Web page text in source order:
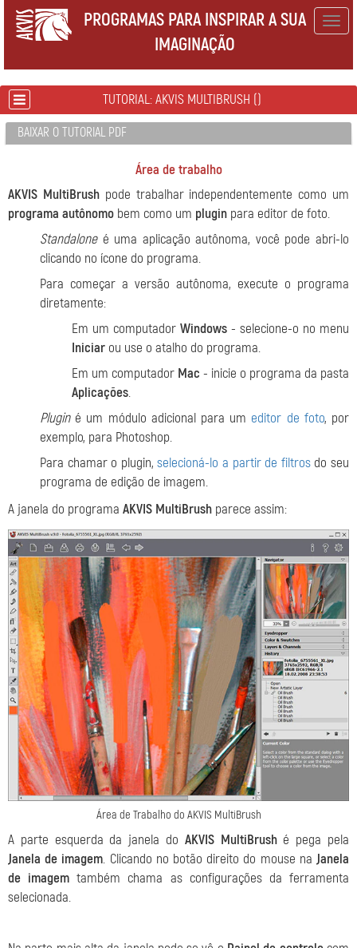
PROGRAMAS PARA INSPIRAR A SUA
IMAGINAÇÃO
TUTORIAL: AKVIS MULTIBRUSH ()
BAIXAR O TUTORIAL PDF
Área de trabalho
AKVIS MultiBrushpode trabalhar independentemente como um
programa autônomo bem como um plugin para editor de foto.
Standaloneé uma aplicação autônoma, você pode abri-lo
clicando no ícone do programa.
Para começar a versão autônoma, execute o programa
diretamente:
Em um computador Windows - selecione-o no menu
Iniciar ou use o atalho do programa.
Em um computador Mac - inicie o programa da pasta
Aplicações.
Pluginé um módulo adicional para um editor de foto, por
exemplo, para Photoshop.
Para chamar o plugin,selecioná-lo a partir de filtrosdo seu
programa de edição de imagem.
A janela do programa AKVIS MultiBrush parece assim:
Área de Trabalho do AKVIS MultiBrush
A parte esquerda da janela do AKVIS MultiBrushé pega pela
Janela de imagem. Clicando no botão direito do mouse na Janela
de imagem também chama as configurações da ferramenta
selecionada.